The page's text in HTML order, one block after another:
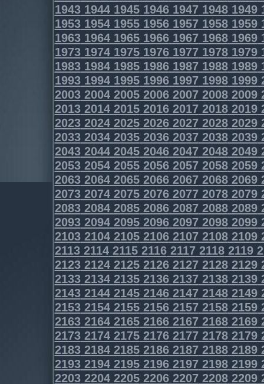
1943194419451946194719481949
1953195419551956195719581959
1963196419651966196719681969
1973197419751976197719781979
1983198419851986198719881989
1993199419951996199719981999
2003200420052006200720082009
2013201420152016201720182019
2023202420252026202720282029
2033203420352036203720382039
2043204420452046204720482049
2053205420552056205720582059
2063206420652066206720682069
2073207420752076207720782079
2083208420852086208720882089
2093209420952096209720982099
2103210421052106210721082109
2113211421152116211721182119
2123212421252126212721282129
2133213421352136213721382139
2143214421452146214721482149
2153215421552156215721582159
2163216421652166216721682169
2173217421752176217721782179
2183218421852186218721882189
2193219421952196219721982199
2203220422052206220722082209